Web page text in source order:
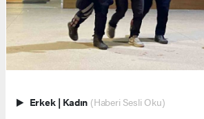
Erkek | Kadın (Haberi Sesli Oku)